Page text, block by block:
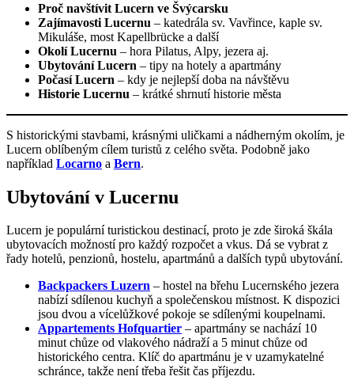
Proč navštívit Lucern ve Švýcarsku
Zajímavosti Lucernu – katedrála sv. Vavřince, kaple sv.
Mikuláše, most Kapellbrücke a další
Okolí Lucernu – hora Pilatus, Alpy, jezera aj.
Ubytování Lucern – tipy na hotely a apartmány
Počasí Lucern – kdy je nejlepší doba na návštěvu
Historie Lucernu – krátké shrnutí historie města
S historickými stavbami, krásnými uličkami a nádherným okolím, je
Lucern oblíbeným cílem turistů z celého světa. Podobně jako
například Locarno a Bern.
Ubytování v Lucernu
Lucern je populární turistickou destinací, proto je zde široká škála
ubytovacích možností pro každý rozpočet a vkus. Dá se vybrat z
řady hotelů, penzionů, hostelu, apartmánů a dalších typů ubytování.
Backpackers Luzern – hostel na břehu Lucernského jezera
nabízí sdílenou kuchyň a společenskou místnost. K dispozici
jsou dvou a vícelůžkové pokoje se sdílenými koupelnami.
Appartements Hofquartier – apartmány se nachází 10
minut chůze od vlakového nádraží a 5 minut chůze od
historického centra. Klíč do apartmánu je v uzamykatelné
schránce, takže není třeba řešit čas příjezdu.